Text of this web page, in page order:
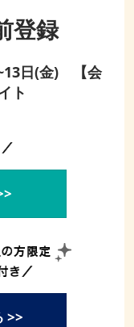
登録
日(金) 【会
ト
>>